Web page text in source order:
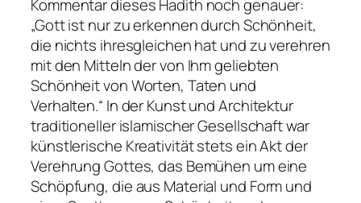
Kommentar dieses Hadith noch genauer:
„Gott ist nur zu erkennen durch Schönheit,
die nichts ihresgleichen hat und zu verehren
mit den Mitteln der von Ihm geliebten
Schönheit von Worten, Taten und
Verhalten.“ In der Kunst und Architektur
traditioneller islamischer Gesellschaft war
künstlerische Kreativität stets ein Akt der
Verehrung Gottes, das Bemühen um eine
Schöpfung, die aus Material und Form und